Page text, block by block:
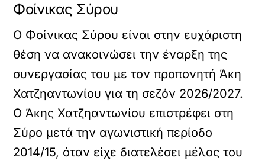
Φοίνικας Σύρου
Ο Φοίνικας Σύρου είναι στην ευχάριστη
θέση να ανακοινώσει την έναρξη της
συνεργασίας του με τον προπονητή Άκη
Χατζηαντωνίου για τη σεζόν 2026/2027.
Ο Άκης Χατζηαντωνίου επιστρέφει στη
Σύρο μετά την αγωνιστική περίοδο
2014/15, όταν είχε διατελέσει μέλος του